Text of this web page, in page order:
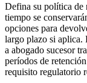
Defina su política de
tiempo se
opciones para
largo plazo si aplica.
a abogado sucesor
períodos de
requisito regulatorio